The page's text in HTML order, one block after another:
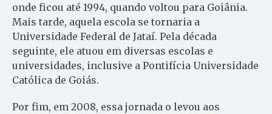
onde ficou até 1994, quando voltou para Goiânia.
Mais tarde, aquela escola se tornaria a
Universidade Federal de Jataí. Pela década
seguinte, ele atuou em diversas escolas e
universidades, inclusive a Pontifícia Universidade
Católica de Goiás.
Por fim, em 2008, essa jornada o levou aos